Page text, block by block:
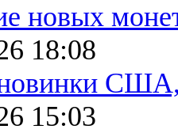
новых
18:08
15:03